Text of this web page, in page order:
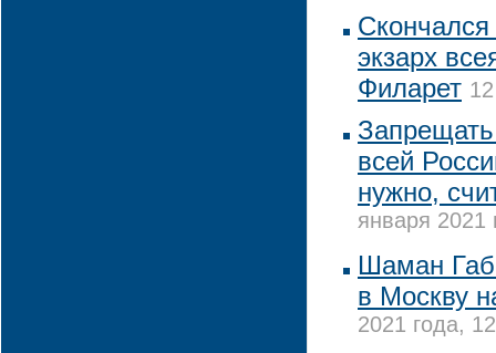
экзарх
Филарет
всей
нужно,
января 2021
Шаман
в Москву
2021 года,